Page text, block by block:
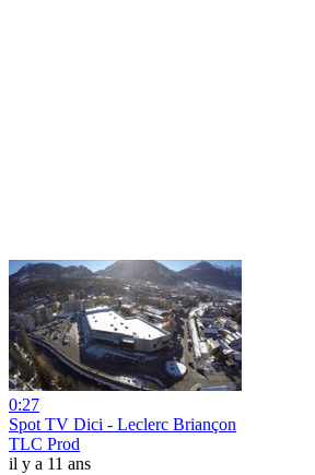
0:27
Spot TV Dici - Leclerc Briançon
TLC Prod
il y a 11 ans